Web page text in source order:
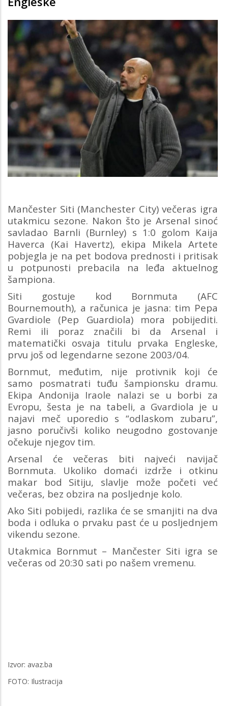
Mančester Siti (Manchester City) večeras igra
utakmicu sezone. Nakon što je Arsenal sinoć
savladao Barnli (Burnley) s 1:0 golom Kaija
Haverca (Kai Havertz), ekipa Mikela Artete
pobjegla je na pet bodova prednosti i pritisak
u potpunosti prebacila na leđa aktuelnog
šampiona.
Siti gostuje kod Bornmuta (AFC
Bournemouth), a računica je jasna: tim Pepa
Gvardiole (Pep Guardiola) mora pobijediti.
Remi ili poraz značili bi da Arsenal i
matematički osvaja titulu prvaka Engleske,
prvu još od legendarne sezone 2003/04.
Bornmut, međutim, nije protivnik koji će
samo posmatrati tuđu šampionsku dramu.
Ekipa Andonija Iraole nalazi se u borbi za
Evropu, šesta je na tabeli, a Gvardiola je u
najavi meč uporedio s “odlaskom zubaru”,
jasno poručivši koliko neugodno gostovanje
očekuje njegov tim.
Arsenal će večeras biti najveći navijač
Bornmuta. Ukoliko domaći izdrže i otkinu
makar bod Sitiju, slavlje može početi već
večeras, bez obzira na posljednje kolo.
Ako Siti pobijedi, razlika će se smanjiti na dva
boda i odluka o prvaku past će u posljednjem
vikendu sezone.
Utakmica Bornmut – Mančester Siti igra se
večeras od 20:30 sati po našem vremenu.
Izvor: avaz.ba
FOTO: Ilustracija